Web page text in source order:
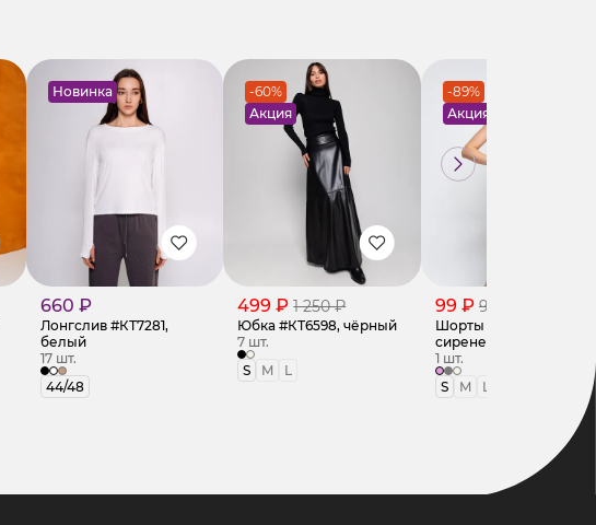
Новинка
660 ₽
Лонгслив #КТ7281,
белый
17 шт.
44/48
-60%
Акция
499 ₽ 1 250 ₽
Юбка #КТ6598, чёрный
7 шт.
S
M L
-89%
Акция
99 ₽ 900 ₽
Шорты #КТ970,
сиреневый
1 шт.
S
M L